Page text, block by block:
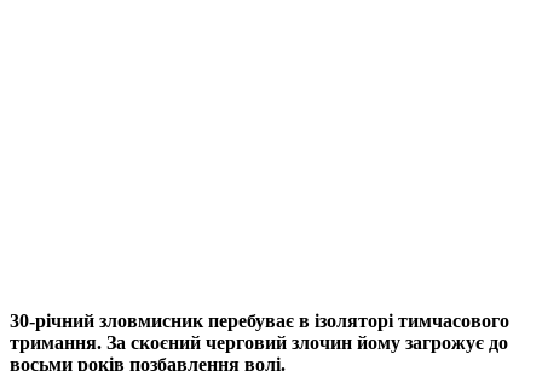
30-річний зловмисник перебуває в ізоляторі тимчасового
тримання. За скоєний черговий злочин йому загрожує до
восьми років позбавлення волі.